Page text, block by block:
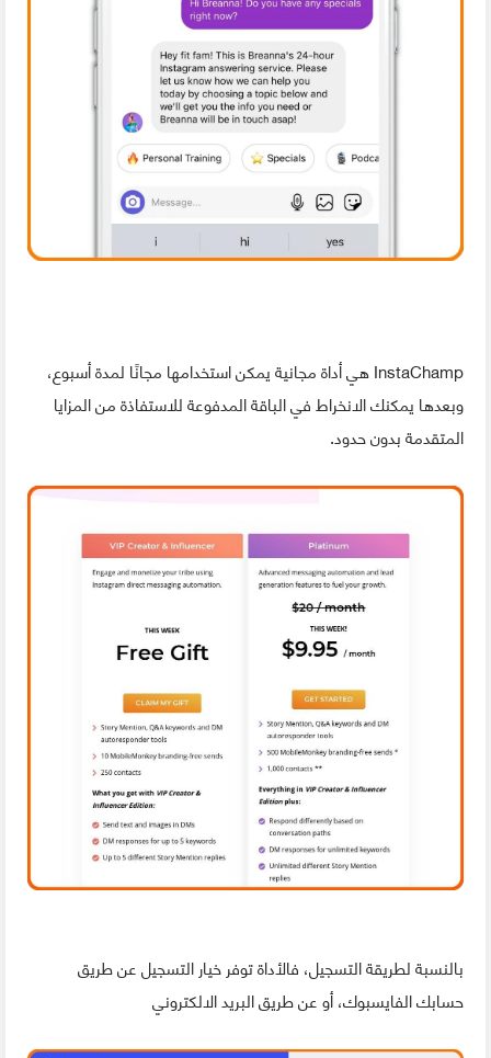
InstaChamp هي أداة مجانية يمكن استخدامها مجانًا لمدة أسبوع،
وبعدها يمكنك الانخراط في الباقة المدفوعة للاستفاذة من المزايا
المتقدمة بدون حدود.
بالنسبة لطريقة التسجيل، فالأداة توفر خيار التسجيل عن طريق
حسابك الفايسبوك، أو عن طريق البريد الالكتروني